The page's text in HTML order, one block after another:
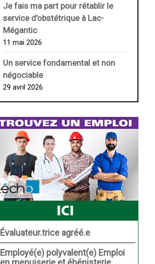
Je fais ma part pour rétablir le
service d’obstétrique à Lac-
Mégantic
11 mai 2026
Un service fondamental et non
négociable
29 avril 2026
Évaluateur.trice agréé.e
Employé(e) polyvalent(e) Emploi